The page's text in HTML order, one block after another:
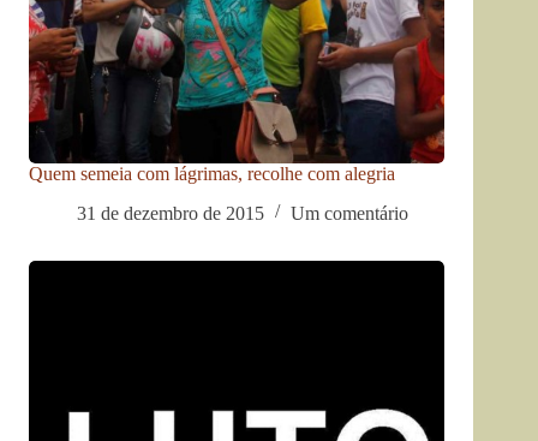
Quem semeia com lágrimas, recolhe com alegria
31 de dezembro de 2015
Um comentário